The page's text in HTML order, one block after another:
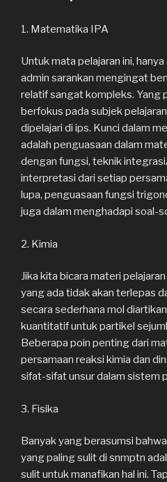
1. Matematika IPA
Untuk mata pelajaran ini,
admin sarankan mengingat
relatif sangat kompleks. Yang
berfokus pada subjek
dipelajari di ips. Kunci dalam
adalah penguasaan dalam
dengan fungsi, teknik
interpretasi dari setiap
lupa, penguasaan fungsi
juga dalam menghadapi soal-
2. Kimia
Jika kita bicara materi
yang ada tidak akan terlepas
secara sederhana mol
kuantitatif untuk partikel
Beberapa poin penting dari
persamaan reaksi kimia dan
sifat-sifat unsur dalam sistem
3. Fisika
Banyak yang berasumsi
yang paling sulit di snmptn
sulit untuk manafikan hal ini.